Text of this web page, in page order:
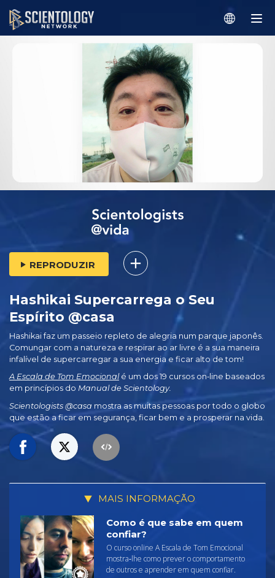
REPRODUZIR
Hashikai Supercarrega o Seu
Espírito @casa
Hashikai faz um passeio repleto de alegria num parque japonês.
Comungar com a natureza e respirar ao ar livre é a sua maneira
infalível de supercarregar a sua energia e ficar alto de tom!
A Escala de Tom Emocionalé um dos 19 cursos on‑line baseados
em princípios do Manual de Scientology.
Scientologists @casa mostra as muitas pessoas por todo o globo
que estão a ficar em segurança, ficar bem e a prosperar na vida.
MAIS INFORMAÇÃO
Como é que sabe em quem
confiar?
O curso online A Escala de Tom Emocional
mostra‑lhe como prever o comportamento
de outros e aprender em quem confiar.